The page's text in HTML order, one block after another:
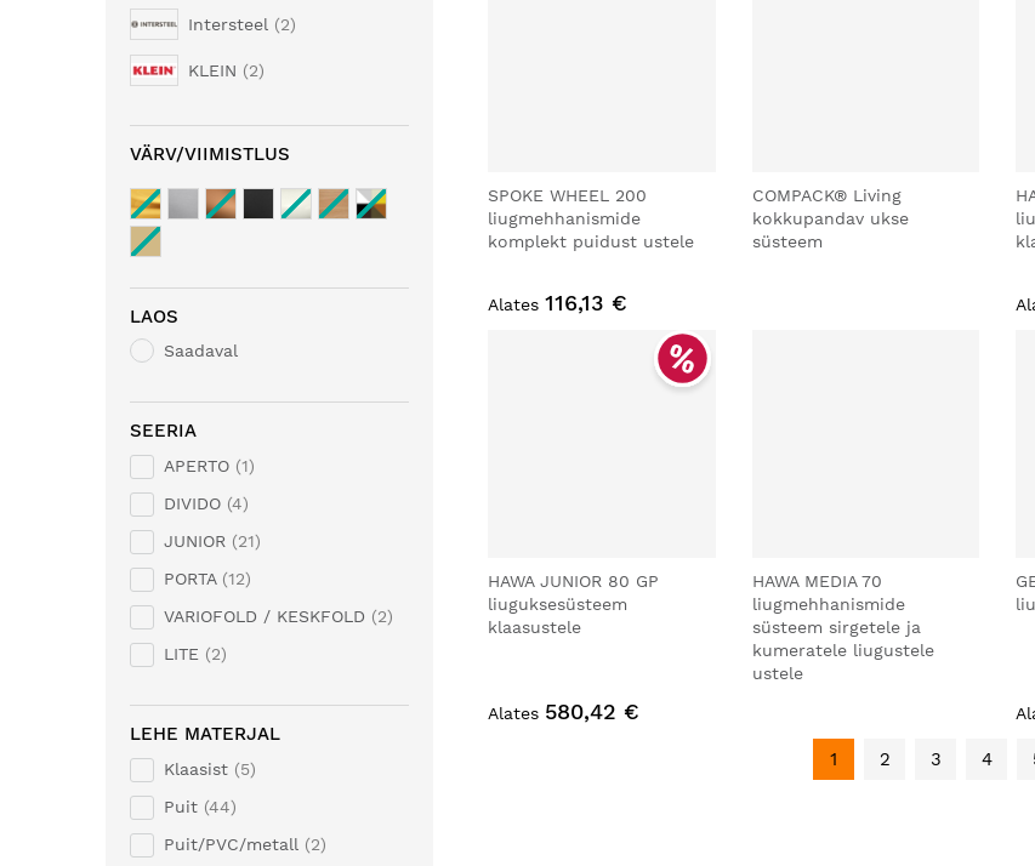
SPOKE WHEEL 200
liugmehhanismide
komplekt puidust ustele
Alates 116,13 €
COMPACK® Living
kokkupandav ukse
süsteem
HAWA JUNIOR 80 GP
liuguksesüsteem
klaasustele
Alates 580,42 €
HAWA MEDIA 70
liugmehhanismide
süsteem sirgetele ja
kumeratele liugustele
ustele
1 2 3 4
Intersteel 2
KLEIN 2
VÄRV/VIIMISTLUS
LAOS
Saadaval
SEERIA
APERTO
1
DIVIDO 4
JUNIOR
21
PORTA
12
VARIOFOLD / KESKFOLD
2
LITE
2
LEHE MATERJAL
Klaasist
5
Puit 44
Puit/PVC/metall
2